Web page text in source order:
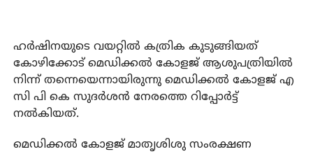
ഹര്‍ഷിനയുടെ വയറ്റില്‍ കത്രിക കുടുങ്ങിയത്
കോഴിക്കോട് മെഡിക്കല്‍ കോളജ് ആശുപത്രിയില്‍
നിന്ന് തന്നെയെന്നായിരുന്നു മെഡിക്കല്‍ കോളജ് എ
സി പി കെ സുദര്‍ശന്‍ നേരത്തെ റിപ്പോര്‍ട്ട്
നല്‍കിയത്.
മെഡിക്കല്‍ കോളജ് മാതൃശിശു സംരക്ഷണ